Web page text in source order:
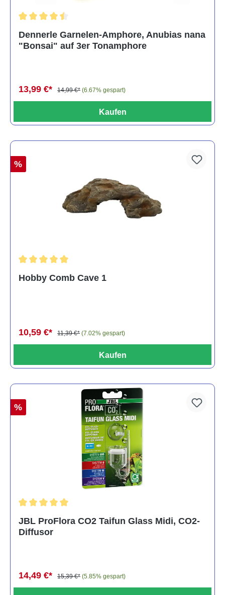
Dennerle Garnelen-Amphore, Anubias nana
"Bonsai" auf 3er Tonamphore
13,99 €* 14,99 €* (6.67% gespart)
Kaufen
%
Hobby Comb Cave 1
10,59 €* 11,39 €* (7.02% gespart)
Kaufen
%
JBL ProFlora CO2 Taifun Glass Midi, CO2-
Diffusor
14,49 €* 15,39 €* (5.85% gespart)